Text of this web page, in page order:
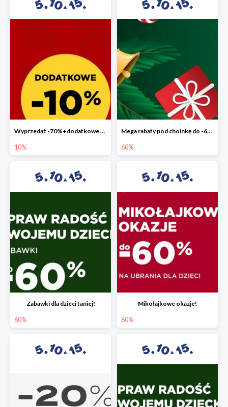
Wyprzedaż -70%+dodatkowe 10%
10%
Mega rabaty pod choinkę do -60%
60%
Zabawki dla dzieci taniej!
60%
Mikołajkowe okazje!
60%